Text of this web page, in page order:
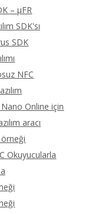
– μFR
SDK'sı
SDK
NFC
Online için
aracı
örneği
Okuyucularla